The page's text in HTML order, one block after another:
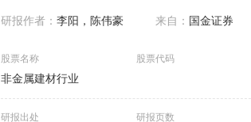
研报作者： 李阳，陈伟豪 来自： 国金证券
股票名称
非金属建材行业
股票代码
研报出处 研报页数